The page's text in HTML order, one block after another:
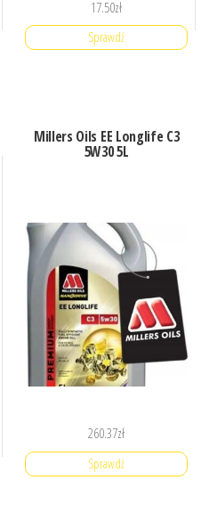
17.50zł
Sprawdź
Millers Oils EE Longlife C3
5W30 5L
260.37zł
Sprawdź